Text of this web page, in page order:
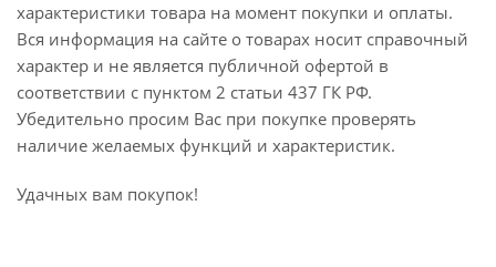
характеристики товара на момент покупки и оплаты.
Вся информация на сайте о товарах носит справочный
характер и не является публичной офертой в
соответствии с пунктом 2 статьи 437 ГК РФ.
Убедительно просим Вас при покупке проверять
наличие желаемых функций и характеристик.
Удачных вам покупок!